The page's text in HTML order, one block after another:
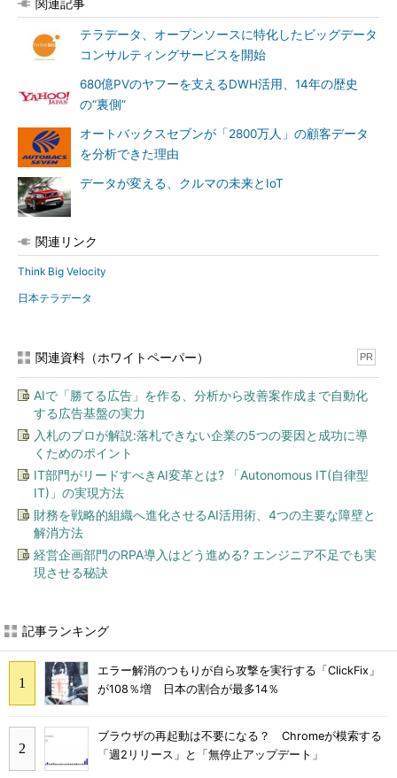
関連記事
テラデータ、オープンソースに特化したビッグデータ
コンサルティングサービスを開始
680億PVのヤフーを支えるDWH活用、14年の歴史
の“裏側”
オートバックスセブンが「2800万人」の顧客データ
を分析できた理由
データが変える、クルマの未来とIoT
関連リンク
Think Big Velocity
日本テラデータ
関連資料（ホワイトペーパー） PR
AIで「勝てる広告」を作る、分析から改善案作成まで自動化
する広告基盤の実力
入札のプロが解説:落札できない企業の5つの要因と成功に導
くためのポイント
IT部門がリードすべきAI変革とは? 「Autonomous IT(自律型
IT)」の実現方法
財務を戦略的組織へ進化させるAI活用術、4つの主要な障壁と
解消方法
経営企画部門のRPA導入はどう進める? エンジニア不足でも実
現させる秘訣
記事ランキング
エラー解消のつもりが自ら攻撃を実行する「ClickFix」
が108％増 日本の割合が最多14％
ブラウザの再起動は不要になる？ Chromeが模索する
「週2リリース」と「無停止アップデート」